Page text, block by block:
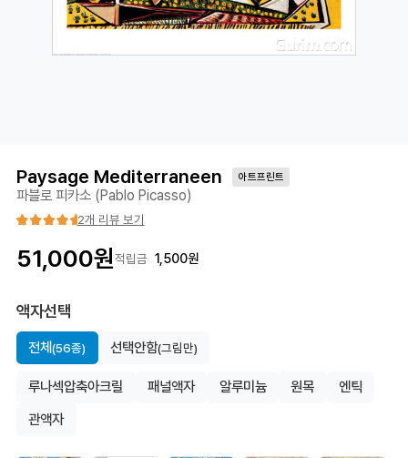
Paysage Mediterraneen 아트프린트
파블로 피카소 (Pablo Picasso)
2개 리뷰 보기
51,000원적립금 1,500원
액자선택
전체(56종) 선택안함(그림만)
루나섹압축아크릴 패널액자 알루미늄 원목
엔틱
관액자